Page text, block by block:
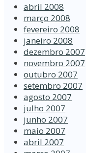
abril 2008
março 2008
fevereiro 2008
janeiro 2008
dezembro 2007
novembro 2007
outubro 2007
setembro 2007
agosto 2007
julho 2007
junho 2007
maio 2007
abril 2007